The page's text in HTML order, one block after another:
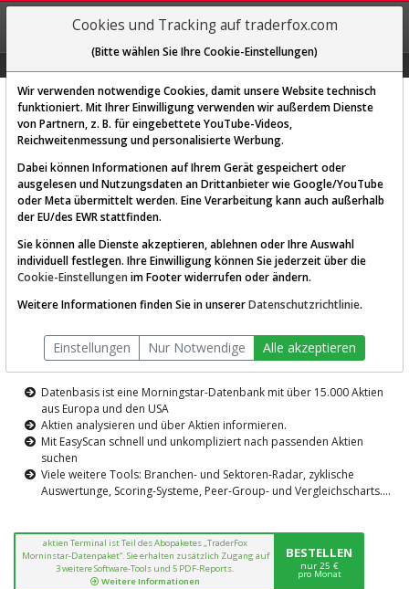
REGIS-
TRIEREN
Diese Funktion ist nur für
AKTIEN-TERMINAL
Die Aktienanalyse-Plattform von
TraderFox
Datenbasis ist eine Morningstar-Datenbank mit über 15.000 Aktien
aus Europa und den USA
Aktien analysieren und über Aktien informieren.
Mit EasyScan schnell und unkompliziert nach passenden Aktien
suchen
Viele weitere Tools: Branchen- und Sektoren-Radar, zyklische
Auswertunge, Scoring-Systeme, Peer-Group- und Vergleichscharts....
aktien Terminal ist Teil des Abopaketes „TraderFox
Morninstar-Datenpaket“. Sie erhalten zusätzlich Zugang auf
3 weitere Software-Tools und 5 PDF-Reports.
Weitere Informationen
BESTELLEN
nur 25 €
pro Monat
Cookies und Tracking auf traderfox.com
(Bitte wählen Sie Ihre Cookie-Einstellungen)
Wir verwenden notwendige Cookies, damit unsere Website technisch
funktioniert. Mit Ihrer Einwilligung verwenden wir außerdem Dienste
von Partnern, z. B. für eingebettete YouTube-Videos,
Reichweitenmessung und personalisierte Werbung.
Dabei können Informationen auf Ihrem Gerät gespeichert oder
ausgelesen und Nutzungsdaten an Drittanbieter wie Google/YouTube
oder Meta übermittelt werden. Eine Verarbeitung kann auch außerhalb
der EU/des EWR stattfinden.
Sie können alle Dienste akzeptieren, ablehnen oder Ihre Auswahl
individuell festlegen. Ihre Einwilligung können Sie jederzeit über die
Cookie-Einstellungen im Footer widerrufen oder ändern.
Weitere Informationen finden Sie in unsererDatenschutzrichtlinie.
Einstellungen Nur Notwendige Alle akzeptieren